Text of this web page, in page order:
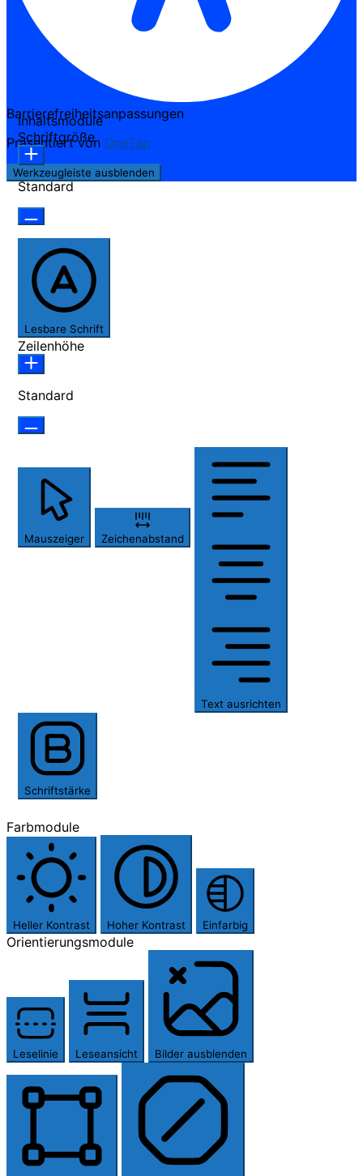
Barrierefreiheitsanpassungen
Präsentiert von OneTap
Werkzeugleiste ausblenden
Inhaltsmodule
Schriftgröße
Standard
Lesbare Schrift
Zeilenhöhe
Standard
Mauszeiger Zeichenabstand
Text ausrichten
Schriftstärke
Farbmodule
Heller Kontrast Hoher Kontrast Einfarbig
Orientierungsmodule
Leselinie Leseansicht Bilder ausblenden